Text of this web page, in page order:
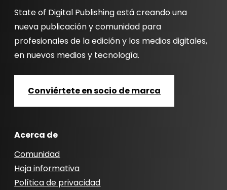
State of Digital Publishing está creando una
nueva publicación y comunidad para
profesionales de la edición y los medios digitales,
en nuevos medios y tecnología.
Conviértete en socio de marca
Acerca de
Comunidad
Hoja informativa
Política de privacidad